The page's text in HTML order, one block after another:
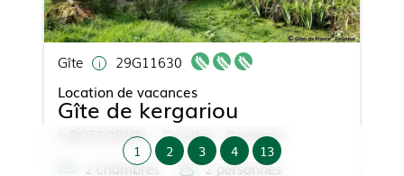
Gîte
29G11630
Location de vacances
Gîte de kergariou
BOTSORHEL
- Finistère - Bretagne
2 chambres 2 personnes
1 2 3 4 13